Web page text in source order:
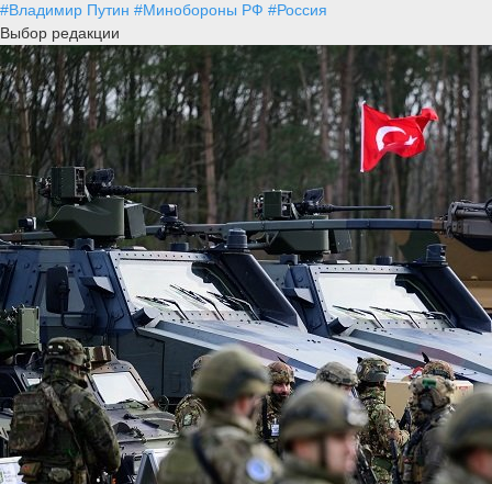
#Владимир Путин #Минобороны РФ #Россия
Выбор редакции